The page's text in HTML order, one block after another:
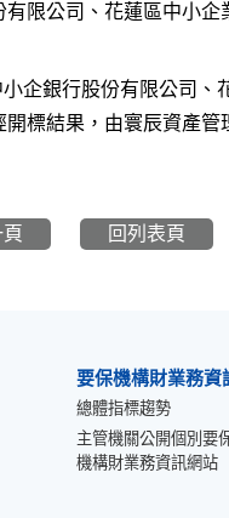
限公司、花蓮區中小
企銀行股份有限公司
標結果，由寰辰資產管
回列表頁
要保機構財業務資
總體指標趨勢
主管機關公開個別要
機構財業務資訊網站